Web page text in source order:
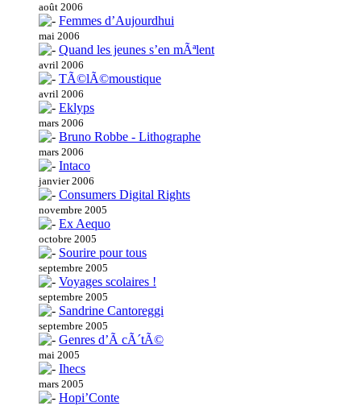
août 2006
Femmes d’Aujourdhui
mai 2006
Quand les jeunes s’en mÃªlent
avril 2006
TÃ©lÃ©moustique
avril 2006
Eklyps
mars 2006
Bruno Robbe - Lithographe
mars 2006
Intaco
janvier 2006
Consumers Digital Rights
novembre 2005
Ex Aequo
octobre 2005
Sourire pour tous
septembre 2005
Voyages scolaires !
septembre 2005
Sandrine Cantoreggi
septembre 2005
Genres d’Ã cÃ´tÃ©
mai 2005
Ihecs
mars 2005
Hopi’Conte